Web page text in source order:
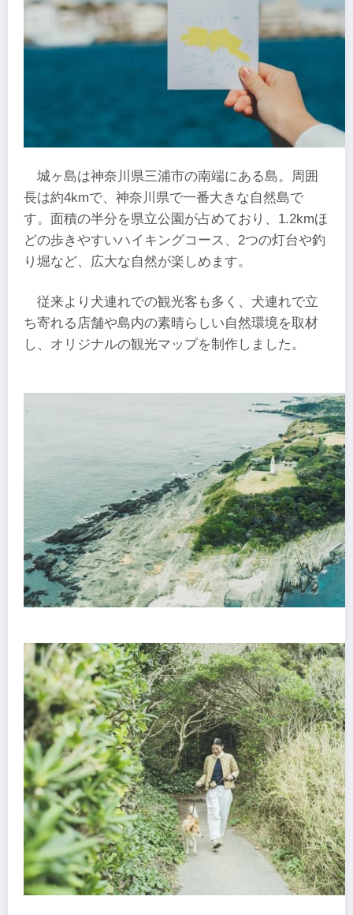
城ヶ島は神奈川県三浦市の南端にある島。周囲
長は約4kmで、神奈川県で一番大きな自然島で
す。面積の半分を県立公園が占めており、1.2kmほ
どの歩きやすいハイキングコース、2つの灯台や釣
り堀など、広大な自然が楽しめます。
従来より犬連れでの観光客も多く、犬連れで立
ち寄れる店舗や島内の素晴らしい自然環境を取材
し、オリジナルの観光マップを制作しました。